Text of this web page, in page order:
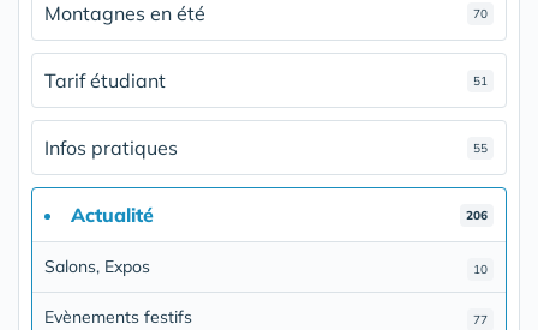
Montagnes en été 70
Tarif étudiant 51
Infos pratiques 55
Actualité 206
Salons, Expos 10
Evènements festifs 77